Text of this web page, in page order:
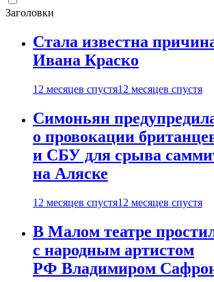
Заголовки
Стала известна
Ивана Краско
12 месяцев спустя12 месяцев спустя
Симоньян
о провокации
и СБУ для срыва
на Аляске
12 месяцев спустя12 месяцев спустя
В Малом театре
с народным артистом
РФ Владимиром